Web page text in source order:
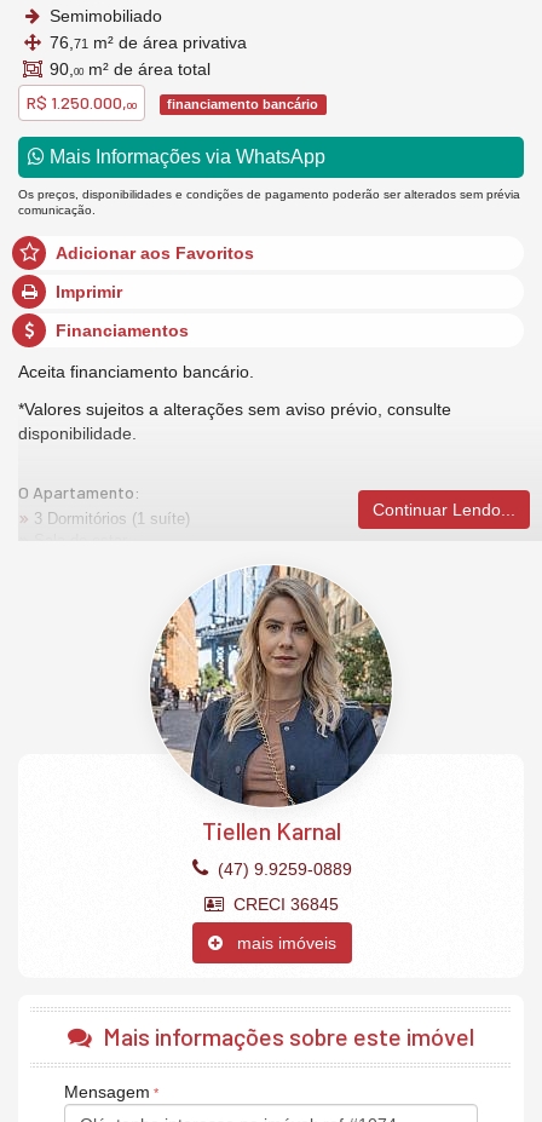
Semimobiliado
76, 71 m² de área privativa
90, 00 m² de área total
R$ 1.250.000,00 financiamento bancário
Mais Informações via WhatsApp
Os preços, disponibilidades e condições de pagamento poderão ser alterados sem prévia
comunicação.
Adicionar aos Favoritos
Imprimir
Financiamentos
Aceita financiamento bancário.
*Valores sujeitos a alterações sem aviso prévio, consulte
disponibilidade.
O Apartamento:
3 Dormitórios (1 suíte)
Sala de estar
Cozinha com móveis sob medida
Churrasqueira à carvão
Piso vinílico nos quartos
Teto rebaixado em gesso
Porta com fechadura eletrônica
2 vagas de garagem privativas.
Brinquedoteca.
Continuar Lendo...
Tiellen Karnal
(47) 9.9259-0889
CRECI 36845
mais imóveis
Mais informações sobre este imóvel
Mensagem